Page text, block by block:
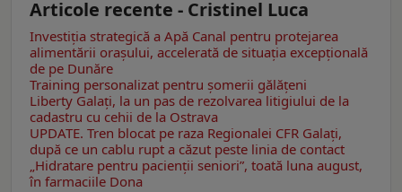
Articole recente - Cristinel Luca
Investiția strategică a Apă Canal pentru protejarea
alimentării orașului, accelerată de situația excepțională
de pe Dunăre
Training personalizat pentru șomerii gălățeni
Liberty Galați, la un pas de rezolvarea litigiului de la
cadastru cu cehii de la Ostrava
UPDATE. Tren blocat pe raza Regionalei CFR Galați,
după ce un cablu rupt a căzut peste linia de contact
„Hidratare pentru pacienții seniori”, toată luna august,
în farmaciile Dona